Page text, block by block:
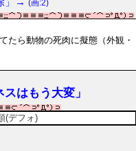
(画:2)
たら動物の死肉に擬態（外観・
はもう大変」
(デフォ)